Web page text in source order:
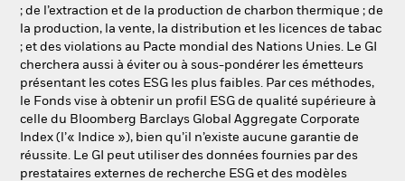
; de l’extraction et de la production de charbon thermique ; de
la production, la vente, la distribution et les licences de tabac
; et des violations au Pacte mondial des Nations Unies. Le GI
cherchera aussi à éviter ou à sous-pondérer les émetteurs
présentant les cotes ESG les plus faibles. Par ces méthodes,
le Fonds vise à obtenir un profil ESG de qualité supérieure à
celle du Bloomberg Barclays Global Aggregate Corporate
Index (l’« Indice »), bien qu’il n’existe aucune garantie de
réussite. Le GI peut utiliser des données fournies par des
prestataires externes de recherche ESG et des modèles